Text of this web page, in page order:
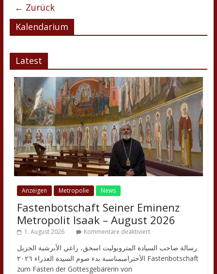
← Zurück
Kalendarium
Latest
Anzeigen Metropolie News
Fastenbotschaft Seiner Eminenz
Metropolit Isaak – August 2026
1. August 2026 Kommentare deaktiviert
رسالة صاحب السيادة المتروبوليت اسحق، راعي الأبرشية الجزيل
الأحترامبمناسبة بدء صوم السيدة العذراء ٢٠٢٦ Fastenbotschaft
zum Fasten der Gottesgebärerin von